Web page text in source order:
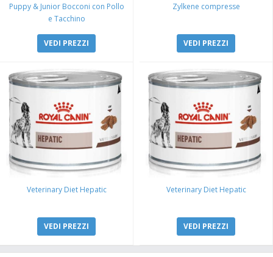
Puppy & Junior Bocconi con Pollo
e Tacchino
VEDI PREZZI
Zylkene compresse
VEDI PREZZI
Veterinary Diet Hepatic
VEDI PREZZI
Veterinary Diet Hepatic
VEDI PREZZI